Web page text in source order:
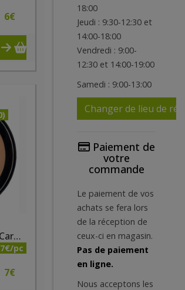
6€
Poudre bonne mine bio Caramel Irisé
7€/pc
7€
18:00
Jeudi : 9:30-12:30 et
14:00-18:00
Vendredi : 9:00-
12:30 et 14:00-19:00
Samedi : 9:00-13:00
Changer de lieu de
Paiement de
votre
commande
Le paiement de vos
achats se fera lors
de la réception de
ceux-ci en magasin.
Pas de paiement
en ligne.
Nous acceptons les